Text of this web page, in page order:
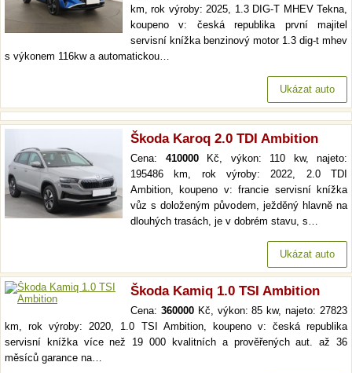
km, rok výroby: 2025, 1.3 DIG-T MHEV Tekna,
koupeno v: česká republika první majitel
servisní knížka benzinový motor 1.3 dig-t mhev
s výkonem 116kw a automatickou…
Ukázat auto
Škoda Karoq 2.0 TDI Ambition
Cena: 410000Kč, výkon: 110 kw, najeto:
195486 km, rok výroby: 2022, 2.0 TDI
Ambition, koupeno v: francie servisní knížka
vůz s doloženým původem, ježděný hlavně na
dlouhých trasách, je v dobrém stavu, s…
Ukázat auto
Škoda Kamiq 1.0 TSI Ambition
Cena: 360000Kč, výkon: 85 kw, najeto: 27823
km, rok výroby: 2020, 1.0 TSI Ambition, koupeno v: česká republika
servisní knížka více než 19 000 kvalitních a prověřených aut. až 36
měsíců garance na…